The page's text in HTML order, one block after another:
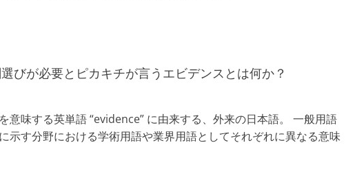
びが必要とピカキチが言うエビデンスとは何か？
意味する英単語 “evidence” に由来する、外来の日本語。 一般用語
示す分野における学術用語や業界用語としてそれぞれに異なる意味